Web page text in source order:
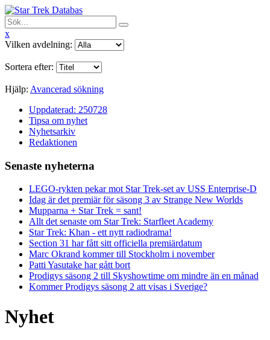
x
Vilken avdelning:
Sortera efter:
Hjälp: Avancerad sökning
Uppdaterad: 250728
Tipsa om nyhet
Nyhetsarkiv
Redaktionen
Senaste nyheterna
LEGO-rykten pekar mot Star Trek-set av USS Enterprise-D
Idag är det premiär för säsong 3 av Strange New Worlds
Mupparna + Star Trek = sant!
Allt det senaste om Star Trek: Starfleet Academy
Star Trek: Khan - ett nytt radiodrama!
Section 31 har fått sitt officiella premiärdatum
Marc Okrand kommer till Stockholm i november
Patti Yasutake har gått bort
Prodigys säsong 2 till Skyshowtime om mindre än en månad
Kommer Prodigys säsong 2 att visas i Sverige?
Nyhet